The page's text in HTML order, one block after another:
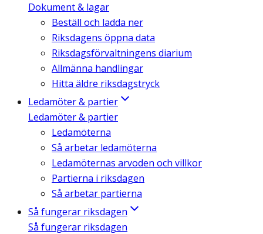
Dokument & lagar
Beställ och ladda ner
Riksdagens öppna data
Riksdagsförvaltningens diarium
Allmänna handlingar
Hitta äldre riksdagstryck
Ledamöter & partier
Ledamöter & partier
Ledamöterna
Så arbetar ledamöterna
Ledamöternas arvoden och villkor
Partierna i riksdagen
Så arbetar partierna
Så fungerar riksdagen
Så fungerar riksdagen